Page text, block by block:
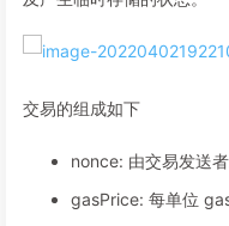
交易的组成如下
nonce: 由交易发送
gasPrice: 每单位